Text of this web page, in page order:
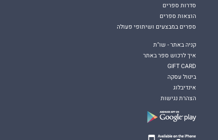
סדרות ספרים
הוצאות ספרים
ספרים במבצעים ושיתופי פעולה
קניה באתר - שו"ת
איך לרכוש ספר באתר
GIFT CARD
ביטול עסקה
אינדיבלוג
הצהרת נגישות